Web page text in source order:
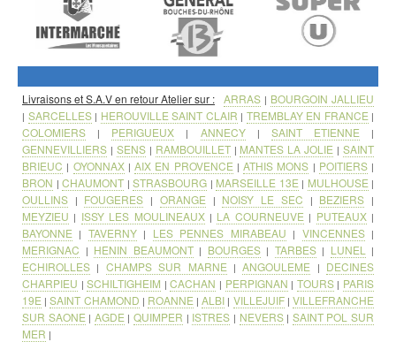
Livraisons et S.A.V en retour Atelier sur : ARRAS | BOURGOIN JALLIEU
| SARCELLES| HEROUVILLE SAINT CLAIR | TREMBLAY EN FRANCE |
COLOMIERS | PERIGUEUX | ANNECY| SAINT ETIENNE |
GENNEVILLIERS | SENS| RAMBOUILLET| MANTES LA JOLIE |SAINT
BRIEUC | OYONNAX| AIX EN PROVENCE | ATHIS MONS | POITIERS|
BRON | CHAUMONT | STRASBOURG | MARSEILLE 13E | MULHOUSE |
OULLINS | FOUGERES | ORANGE | NOISY LE SEC | BEZIERS |
MEYZIEU | ISSY LES MOULINEAUX| LA COURNEUVE | PUTEAUX|
BAYONNE | TAVERNY| LES PENNES MIRABEAU | VINCENNES|
MERIGNAC | HENIN BEAUMONT| BOURGES| TARBES| LUNEL |
ECHIROLLES | CHAMPS SUR MARNE |ANGOULEME | DECINES
CHARPIEU |SCHILTIGHEIM |CACHAN | PERPIGNAN | TOURS| PARIS
19E |SAINT CHAMOND | ROANNE |ALBI | VILLEJUIF|VILLEFRANCHE
SUR SAONE | AGDE |QUIMPER | ISTRES | NEVERS| SAINT POL SUR
MER |